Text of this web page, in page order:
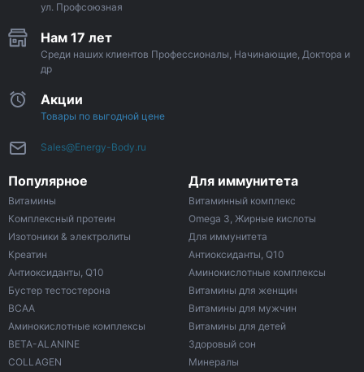
ул. Профсоюзная
Нам 17 лет
Среди наших клиентов Профессионалы, Начинающие, Доктора и
др
Акции
Товары по выгодной цене
Sales@Energy-Body.ru
Популярное
Витамины
Комплексный протеин
Изотоники & электролиты
Креатин
Антиоксиданты, Q10
Бустер тестостерона
ВСАА
Аминокислотные комплексы
BETA-ALANINE
COLLAGEN
Для иммунитета
Витаминный комплекс
Omega 3, Жирные кислоты
Для иммунитета
Антиоксиданты, Q10
Аминокислотные комплексы
Витамины для женщин
Витамины для мужчин
Витамины для детей
Здоровый сон
Минералы